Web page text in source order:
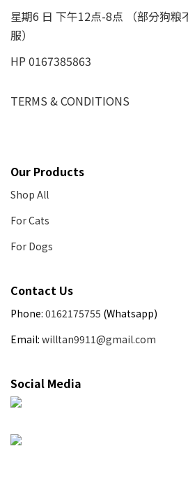
星期6 日 下午12点-8点 （部分狗粮
服）
HP 0167385863
TERMS & CONDITIONS
Our Products
Shop All
For Cats
For Dogs
Contact Us
Phone: 0162175755 (Whatsapp)
Email: willtan9911@gmail.com
Social Media